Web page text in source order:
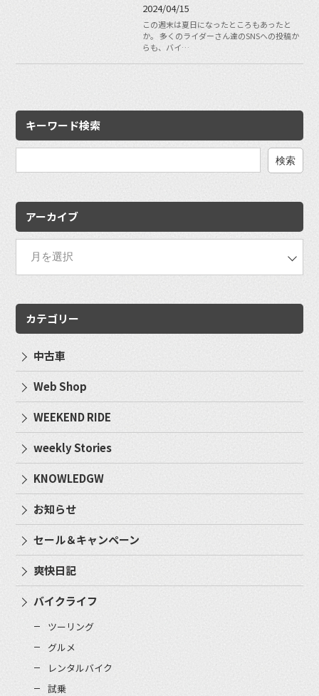
2024/04/15
この週末は夏日になったところもあったと
か。 多くのライダーさん達のSNSへの投稿か
らも、バイ…
キーワード検索
アーカイブ
カテゴリー
中古車
Web Shop
WEEKEND RIDE
weekly Stories
KNOWLEDGW
お知らせ
セール＆キャンペーン
爽快日記
バイクライフ
ツーリング
グルメ
レンタルバイク
試乗